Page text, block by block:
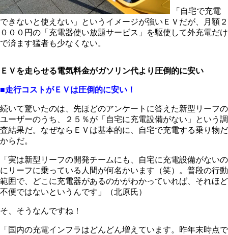
「自宅で充電
できないと使えない」というイメージが強いＥＶだが、月額２
０００円の「充電器使い放題サービス」を駆使して外充電だけ
で済ます猛者も少なくない。
ＥＶを走らせる電気料金がガソリン代より圧倒的に安い
■走行コストがＥＶは圧倒的に安い！
続いて驚いたのは、先ほどのアンケートに答えた新型リーフの
ユーザーのうち、２５％が「自宅に充電設備がない」という調
査結果だ。なぜならＥＶは基本的に、自宅で充電する乗り物だ
からだ。
「実は新型リーフの開発チームにも、自宅に充電設備がないの
にリーフに乗っている人間が何名かいます（笑）。普段の行動
範囲で、どこに充電器があるのかがわかっていれば、それほど
不便ではないというんです」（北原氏）
そ、そうなんですね！
「国内の充電インフラはどんどん増えています。昨年末時点で